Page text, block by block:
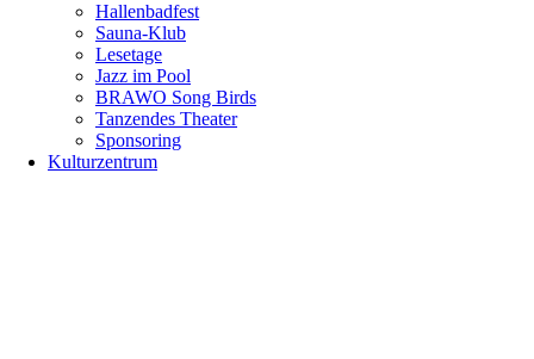
Hallenbadfest
Sauna-Klub
Lesetage
Jazz im Pool
BRAWO Song Birds
Tanzendes Theater
Sponsoring
Kulturzentrum